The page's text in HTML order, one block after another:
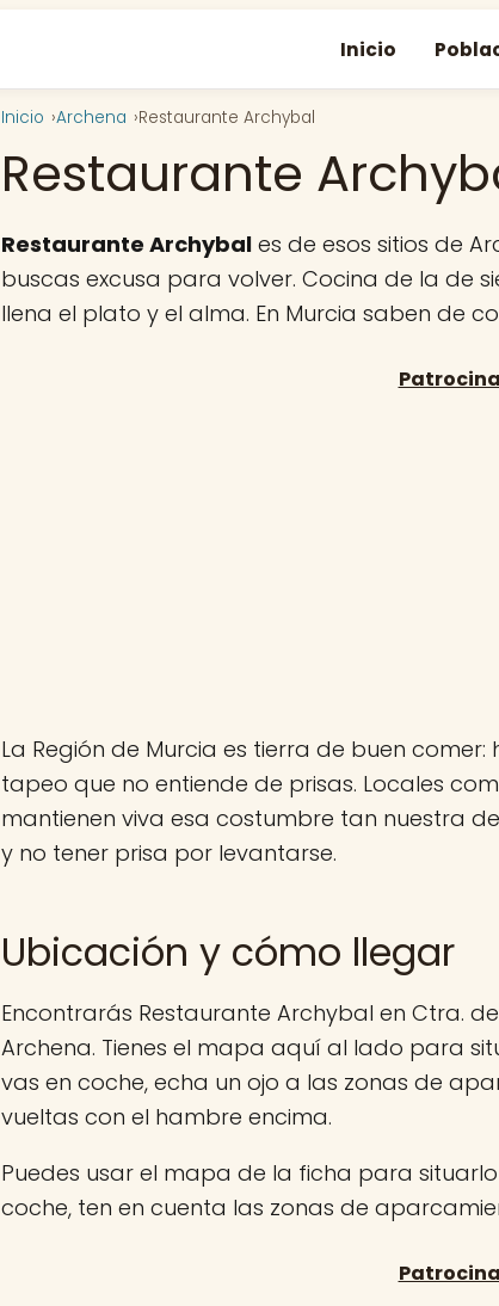
Inicio
Inicio Archena Restaurante Archybal
Restaurante
Restaurante Archybal es de esos sitios de
buscas excusa para volver. Cocina de la de
llena el plato y el alma. En Murcia saben de
La Región de Murcia es tierra de buen
tapeo que no entiende de prisas. Locales
mantienen viva esa costumbre tan nuestra
y no tener prisa por levantarse.
Ubicación y cómo llegar
Encontrarás Restaurante Archybal en Ctra.
Archena. Tienes el mapa aquí al lado para
vas en coche, echa un ojo a las zonas de
vueltas con el hambre encima.
Puedes usar el mapa de la ficha para
coche, ten en cuenta las zonas de